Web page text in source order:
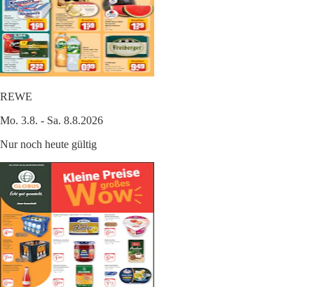
REWE
Mo. 3.8. - Sa. 8.8.2026
Nur noch heute gültig